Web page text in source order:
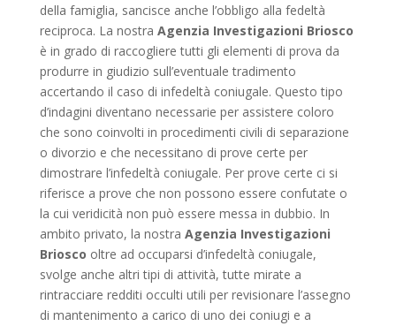
della famiglia, sancisce anche l’obbligo alla fedeltà
reciproca. La nostra Agenzia Investigazioni Briosco
è in grado di raccogliere tutti gli elementi di prova da
produrre in giudizio sull’eventuale tradimento
accertando il caso di infedeltà coniugale. Questo tipo
d’indagini diventano necessarie per assistere coloro
che sono coinvolti in procedimenti civili di separazione
o divorzio e che necessitano di prove certe per
dimostrare l’infedeltà coniugale. Per prove certe ci si
riferisce a prove che non possono essere confutate o
la cui veridicità non può essere messa in dubbio. In
ambito privato, la nostra Agenzia Investigazioni
Briosco oltre ad occuparsi d’infedeltà coniugale,
svolge anche altri tipi di attività, tutte mirate a
rintracciare redditi occulti utili per revisionare l’assegno
di mantenimento a carico di uno dei coniugi e a